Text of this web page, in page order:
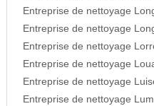
Entreprise de nettoyage
Entreprise de nettoyage
Entreprise de nettoyage
Entreprise de nettoyage
Entreprise de nettoyage
Entreprise de nettoyage